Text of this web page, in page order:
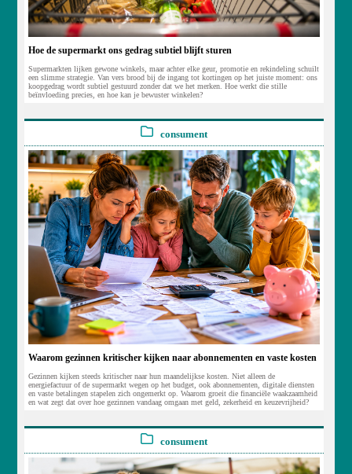
Hoe de supermarkt ons gedrag subtiel blijft sturen
Supermarkten lijken gewone winkels, maar achter elke geur, promotie en rekindeling schuilt
een slimme strategie. Van vers brood bij de ingang tot kortingen op het juiste moment: ons
koopgedrag wordt subtiel gestuurd zonder dat we het merken. Hoe werkt die stille
beïnvloeding precies, en hoe kan je bewuster winkelen?
consument
Waarom gezinnen kritischer kijken naar abonnementen en vaste kosten
Gezinnen kijken steeds kritischer naar hun maandelijkse kosten. Niet alleen de
energiefactuur of de supermarkt wegen op het budget, ook abonnementen, digitale diensten
en vaste betalingen stapelen zich ongemerkt op. Waarom groeit die financiële waakzaamheid
en wat zegt dat over hoe gezinnen vandaag omgaan met geld, zekerheid en keuzevrijheid?
consument